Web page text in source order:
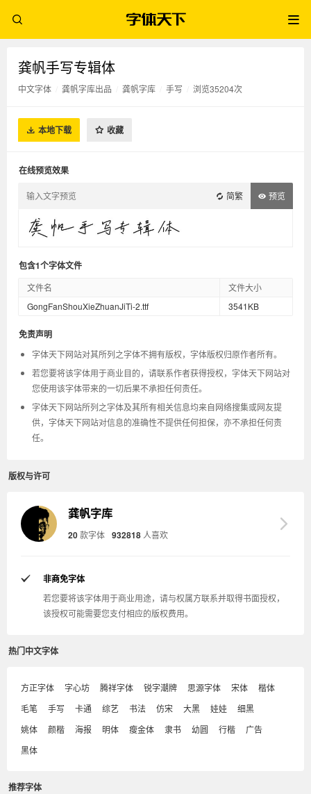
龚帆手写专辑体
中文字体 龚帆字库出品 龚帆字库 手写 浏览35204次
本地下载 收藏
在线预览效果
简繁 预览
包含1个字体文件
文件名
文件大小
GongFanShouXieZhuanJiTi-2.ttf
3541KB
免责声明
字体天下网站对其所列之字体不拥有版权，字体版权归原作者所有。
若您要将该字体用于商业目的，请联系作者获得授权，字体天下网站对
您使用该字体带来的一切后果不承担任何责任。
字体天下网站所列之字体及其所有相关信息均来自网络搜集或网友提
供，字体天下网站对信息的准确性不提供任何担保，亦不承担任何责
任。
版权与许可
龚帆字库
20款字体 932818 人喜欢
非商免字体
若您要将该字体用于商业用途，请与权属方联系并取得书面授权，
该授权可能需要您支付相应的版权费用。
热门中文字体
方正字体 字心坊 腾祥字体 锐字潮牌 思源字体 宋体
楷体
毛笔
手写 卡通 综艺 书法 仿宋 大黑 娃娃
细黑
姚体
颜楷 海报 明体 瘦金体 隶书 幼圆 行楷
广告
黑体
推荐字体